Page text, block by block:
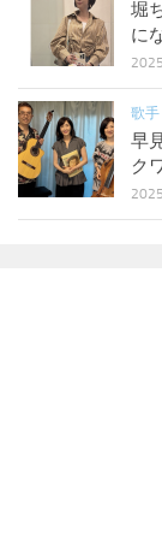
堀
に
歌手
早
ク